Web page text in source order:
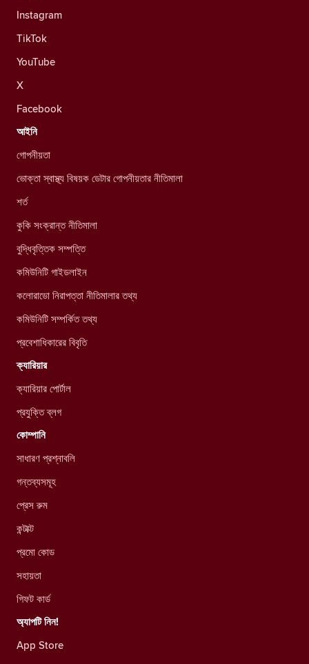
Instagram
TikTok
YouTube
X
Facebook
আইনি
গোপনীয়তা
ভোক্তা স্বাস্থ্য বিষয়ক ডেটার গোপনীয়তার নীতিমালা
শর্ত
কুকি সংক্রান্ত নীতিমালা
বুদ্ধিবৃত্তিক সম্পত্তি
কমিউনিটি গাইডলাইন
কলোরাডো নিরাপত্তা নীতিমালার তথ্য
কমিউনিটি সম্পর্কিত তথ্য
প্রবেশাধিকারের বিবৃতি
ক্যারিয়ার
ক্যারিয়ার পোর্টাল
প্রযুক্তি ব্লগ
কোম্পানি
সাধারণ প্রশ্নাবলি
গন্তব্যসমূহ
প্রেস রুম
কন্টাক্ট
প্রমো কোড
সহায়তা
গিফট কার্ড
অ্যাপটি নিন!
App Store